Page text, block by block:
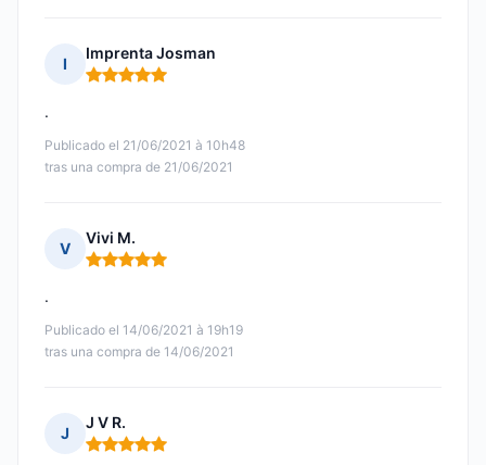
I
Imprenta Josman
Nota: 5 de 5
Publicado el 21/06/2021 à 10h48
tras una compra de 21/06/2021
.
V
Vivi M.
Nota: 5 de 5
Publicado el 14/06/2021 à 19h19
tras una compra de 14/06/2021
.
J
J V R.
Nota: 5 de 5